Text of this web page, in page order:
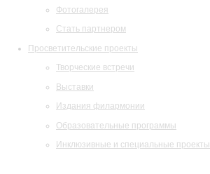
Фотогалерея
Стать партнером
Просветительские проекты
Творческие встречи
Выставки
Издания филармонии
Образовательные программы
Инклюзивные и специальные проекты